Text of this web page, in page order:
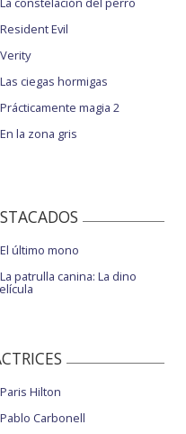
Resident Evil
Verity
Las ciegas hormigas
Prácticamente magia 2
En la zona gris
El último mono
La patrulla canina: La dino
Paris Hilton
Pablo Carbonell